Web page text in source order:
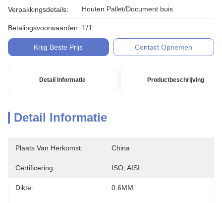
Verpakkingsdetails: Houten Pallet/Document buis
Betalingsvoorwaarden: T/T
Krijg Beste Prijs Contact Opnemen
Detail Informatie Productbeschrijving
Detail Informatie
Plaats Van Herkomst: China
Certificering: ISO, AISI
Dikte: 0.6MM